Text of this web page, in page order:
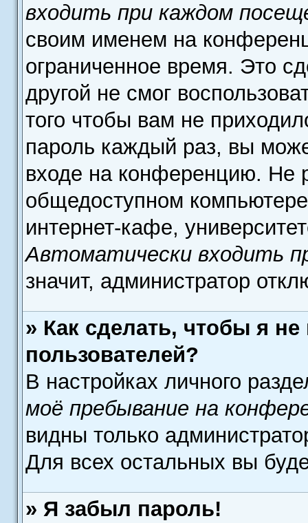
входить при каждом
своим именем на
ограниченное время. Это
другой не смог
того чтобы вам не
пароль каждый раз, вы
входе на конференцию. Не
общедоступном
интернет-кафе,
Автоматически входить
значит, администратор
» Как сделать, чтобы я
пользователей?
В настройках личного
моё пребывание на
видны только
Для всех остальных вы
» Я забыл пароль!